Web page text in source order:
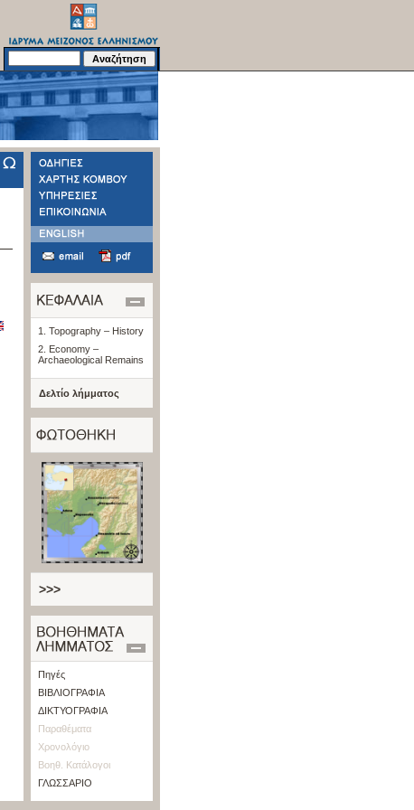
1. Topography – History
2. Economy –
Archaeological Remains
Δελτίο λήμματος
>>>
Πηγές
ΒΙΒΛΙΟΓΡΑΦΙΑ
ΔΙΚΤΥΟΓΡΑΦΙΑ
Παραθέματα
Χρονολόγιο
Βοηθ. Κατάλογοι
ΓΛΩΣΣΑΡΙΟ